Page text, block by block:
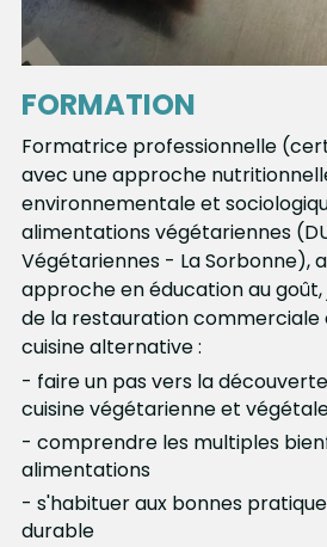
FORMATION
Formatrice professionnelle
avec une approche
environnementale et
alimentations végétariennes
Végétariennes - La Sorbonne),
approche en éducation au
de la restauration commerciale
cuisine alternative :
- faire un pas vers la
cuisine végétarienne et
- comprendre les multiples
alimentations
- s'habituer aux bonnes
durable